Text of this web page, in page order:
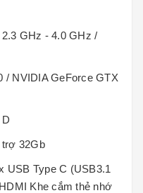
GHz - 4.0 GHz /
/ NVIDIA GeForce GTX
32Gb
USB Type C (USB3.1
Khe cắm thẻ nhớ